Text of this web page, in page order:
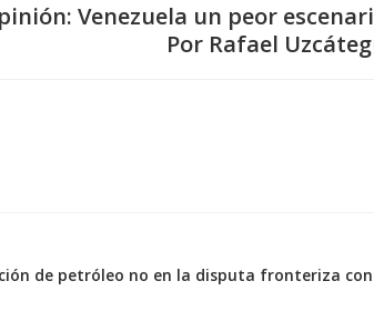
Venezuela un peor
Por Rafael
de petróleo no en la disputa fronteriza con